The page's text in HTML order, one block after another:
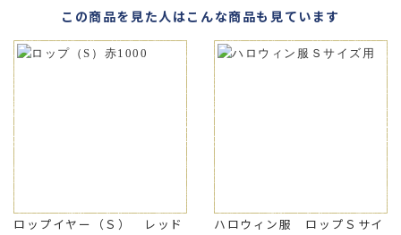
この商品を見た人はこんな商品も見ています
ロップイヤー（Ｓ） レッド
ハロウィン服 ロップＳサイ